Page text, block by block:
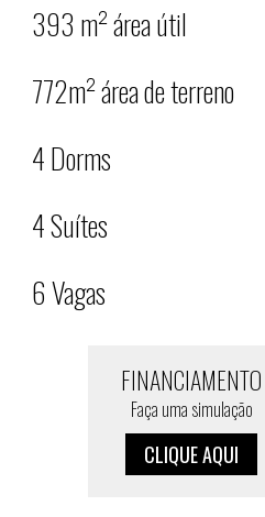
393 m² área útil
772m² área de terreno
4 Dorms
4 Suítes
6 Vagas
FINANCIAMENTO
Faça uma simulação
CLIQUE AQUI